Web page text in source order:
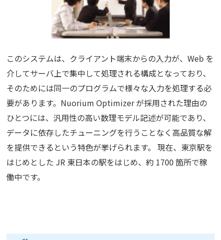
このシステムは、クライアント端末からの入力が、Web を
介してサーバ上で集中して処理される構成となっており、
そのためには同一のプログラムで様々な入力を処理する必
要があります。Nuorium Optimizer が採用された理由の
ひとつには、汎用性の高い数理モデル記述が可能であり、
データに依存したチューニングを行うことなく高品質な解
を提供できるという特色が挙げられます。 現在、東京駅を
はじめとした JR 東日本の駅をはじめ、約 1700 箇所で稼
働中です。